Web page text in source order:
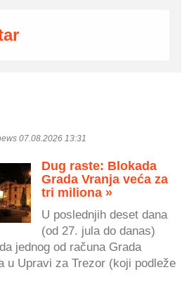
07.08.2026 13:31
Dug raste: Blokada
Grada Vranja veća za
tri miliona »
U poslednjih deset dana
(od 27. jula do danas)
jednog od računa Grada
u Upravi za Trezor (koji podleže